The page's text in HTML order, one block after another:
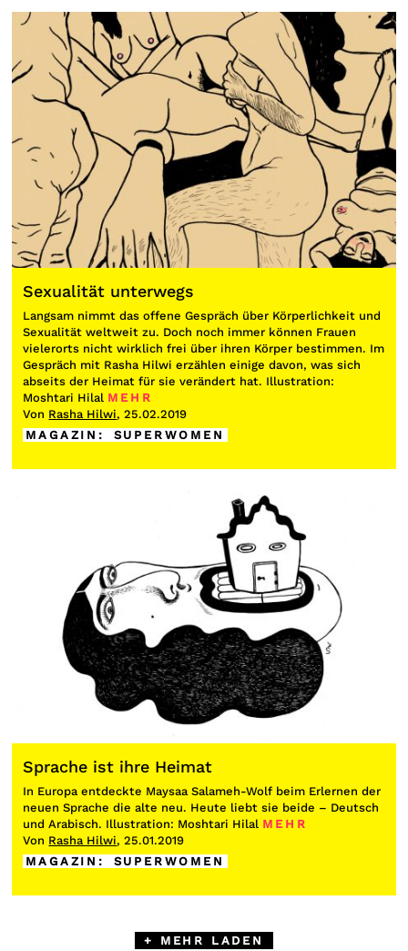
Sexualität unterwegs
Langsam nimmt das offene Gespräch über Körperlichkeit und
Sexualität weltweit zu. Doch noch immer können Frauen
vielerorts nicht wirklich frei über ihren Körper bestimmen. Im
Gespräch mit Rasha Hilwi erzählen einige davon, was sich
abseits der Heimat für sie verändert hat. Illustration:
Moshtari Hilal MEHR
Von Rasha Hilwi, 25.02.2019
MAGAZIN : SUPERWOMEN
Sprache ist ihre Heimat
In Europa entdeckte Maysaa Salameh-Wolf beim Erlernen der
neuen Sprache die alte neu. Heute liebt sie beide – Deutsch
und Arabisch. Illustration: Moshtari Hilal MEHR
Von Rasha Hilwi, 25.01.2019
MAGAZIN : SUPERWOMEN
+ MEHR LADEN